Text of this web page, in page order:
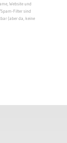
Website und
Filter sind
(aber da, keine